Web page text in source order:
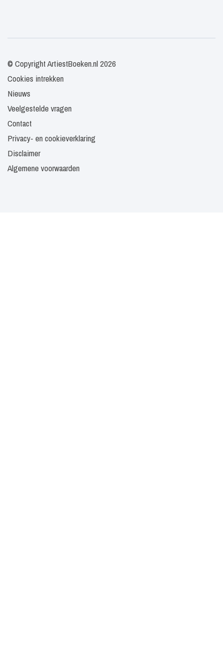
© Copyright ArtiestBoeken.nl 2026
Cookies intrekken
Nieuws
Veelgestelde vragen
Contact
Privacy- en cookieverklaring
Disclaimer
Algemene voorwaarden